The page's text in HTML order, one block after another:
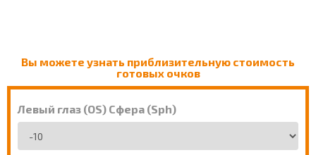
Вы можете узнать приблизительную стоимость
готовых очков
Левый глаз (OS) Сфера (Sph)